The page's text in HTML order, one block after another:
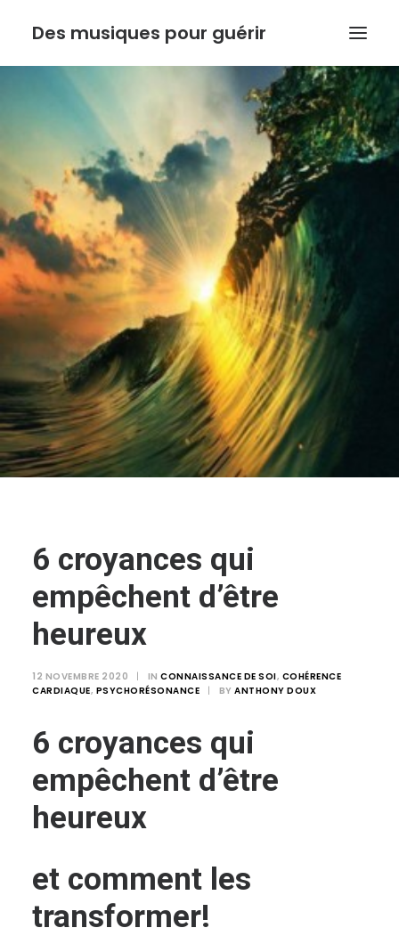
Des musiques pour guérir
ANTHONY DOUX
PSYCHORESONANCE
MUSIQUE DE L’INSTINCT
BOUTIQUE
ACTUALITE
Recherche
Login / Register
Panier
6 croyances qui
empêchent d’être
heureux
12 NOVEMBRE 2020 | IN CONNAISSANCE DE SOI, COHÉRENCE
CARDIAQUE, PSYCHORÉSONANCE | BY ANTHONY DOUX
6 croyances qui
empêchent d’être
heureux
et comment les
transformer!